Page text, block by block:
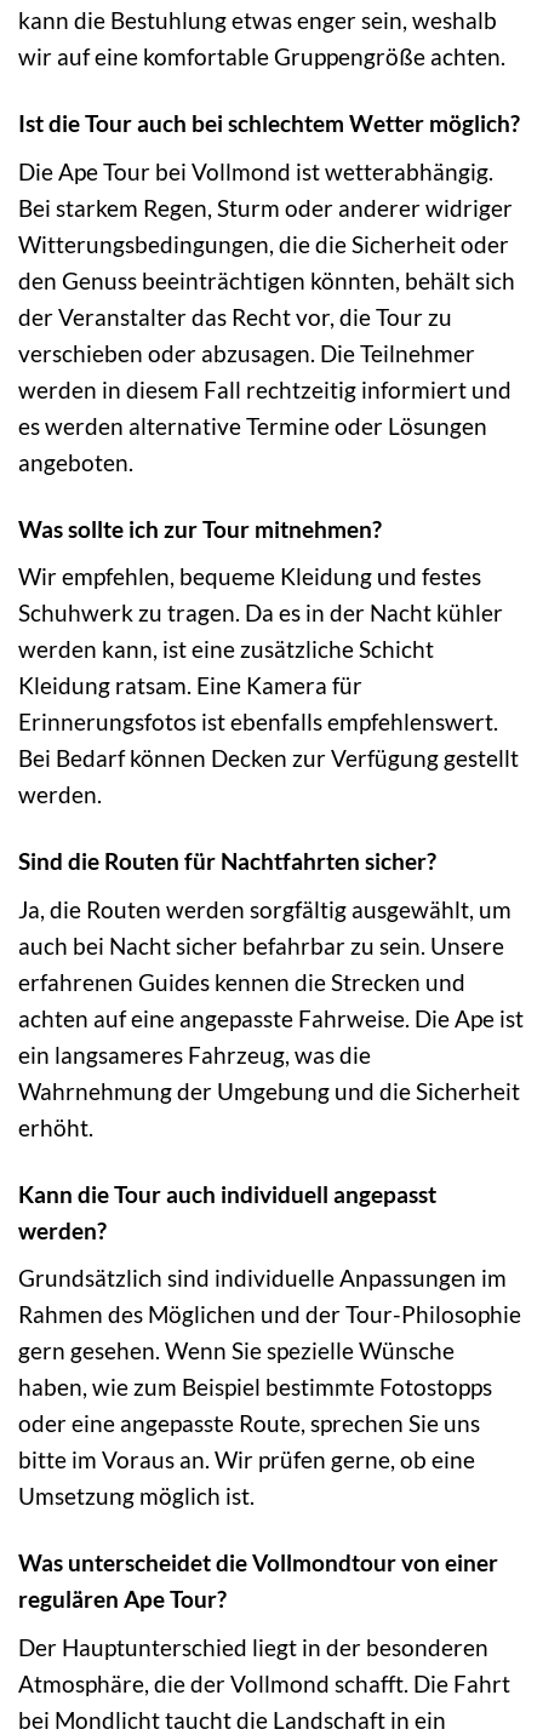
kann die Bestuhlung etwas enger sein, weshalb
wir auf eine komfortable Gruppengröße achten.
Ist die Tour auch bei schlechtem Wetter möglich?
Die Ape Tour bei Vollmond ist wetterabhängig.
Bei starkem Regen, Sturm oder anderer widriger
Witterungsbedingungen, die die Sicherheit oder
den Genuss beeinträchtigen könnten, behält sich
der Veranstalter das Recht vor, die Tour zu
verschieben oder abzusagen. Die Teilnehmer
werden in diesem Fall rechtzeitig informiert und
es werden alternative Termine oder Lösungen
angeboten.
Was sollte ich zur Tour mitnehmen?
Wir empfehlen, bequeme Kleidung und festes
Schuhwerk zu tragen. Da es in der Nacht kühler
werden kann, ist eine zusätzliche Schicht
Kleidung ratsam. Eine Kamera für
Erinnerungsfotos ist ebenfalls empfehlenswert.
Bei Bedarf können Decken zur Verfügung gestellt
werden.
Sind die Routen für Nachtfahrten sicher?
Ja, die Routen werden sorgfältig ausgewählt, um
auch bei Nacht sicher befahrbar zu sein. Unsere
erfahrenen Guides kennen die Strecken und
achten auf eine angepasste Fahrweise. Die Ape ist
ein langsameres Fahrzeug, was die
Wahrnehmung der Umgebung und die Sicherheit
erhöht.
Kann die Tour auch individuell angepasst
werden?
Grundsätzlich sind individuelle Anpassungen im
Rahmen des Möglichen und der Tour-Philosophie
gern gesehen. Wenn Sie spezielle Wünsche
haben, wie zum Beispiel bestimmte Fotostopps
oder eine angepasste Route, sprechen Sie uns
bitte im Voraus an. Wir prüfen gerne, ob eine
Umsetzung möglich ist.
Was unterscheidet die Vollmondtour von einer
regulären Ape Tour?
Der Hauptunterschied liegt in der besonderen
Atmosphäre, die der Vollmond schafft. Die Fahrt
bei Mondlicht taucht die Landschaft in ein